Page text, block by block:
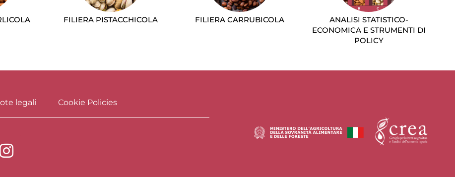
FILIERA PISTACCHICOLA FILIERA CARRUBICOLA
ANALISI STATISTICO-
ECONOMICA E STRUMENTI DI
POLICY
legali Cookie Policies